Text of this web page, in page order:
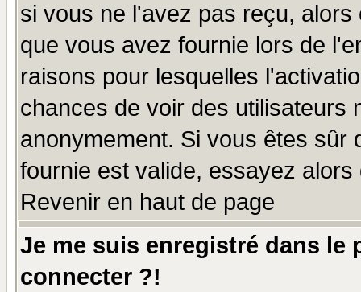
si vous ne l'avez pas reçu,
que vous avez fournie lors de
raisons pour lesquelles
chances de voir des utilisateurs
anonymement. Si vous êtes sûr
fournie est valide, essayez
Revenir en haut de page
Je me suis enregistré dans le
connecter ?!